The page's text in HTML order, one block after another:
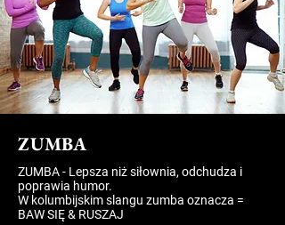
ZUMBA
ZUMBA - Lepsza niż siłownia, odchudza i
poprawia humor.
W kolumbijskim slangu zumba oznacza =
BAW SIĘ & RUSZAJ